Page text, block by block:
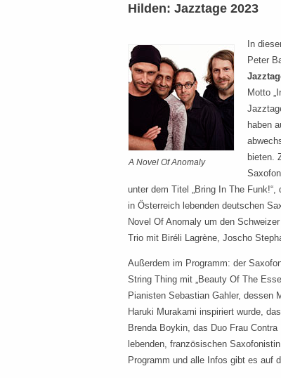
Hilden: Jazztage 2023
A Novel Of Anomaly
In
Peter
Motto
haben
bieten.
unter dem Titel „Bring In The
in Österreich lebenden deutschen
Novel Of Anomaly um den
Trio mit Biréli Lagrène, Joscho
Außerdem im Programm: der
String Thing mit „Beauty Of The
Pianisten Sebastian Gahler, dessen
Haruki Murakami inspiriert wurde,
Brenda Boykin, das Duo Frau
lebenden, französischen
Programm und alle Infos gibt es auf